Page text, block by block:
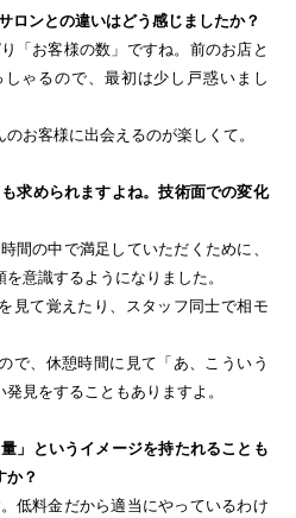
ロンとの違いはどう感じましたか？
「お客様の数」ですね。前のお店と
ゃるので、最初は少し戸惑いまし
お客様に出会えるのが楽しくて。
求められますよね。技術面での変化
間の中で満足していただくために、
意識するようになりました。
見て覚えたり、スタッフ同士で相モ
で、休憩時間に見て「あ、こういう
見をすることもありますよ。
」というイメージを持たれることも
か？
低料金だから適当にやっているわけ